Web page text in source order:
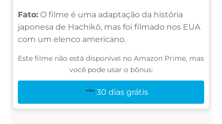
Fato: O filme é uma adaptação da história
japonesa de Hachikō, mas foi filmado nos EUA
com um elenco americano.
Este filme não está disponível no Amazon Prime, mas
você pode usar o bônus:
30 dias grátis